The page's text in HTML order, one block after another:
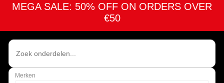
MEGA SALE: 50% OFF ON ORDERS OVER
€50
Merken